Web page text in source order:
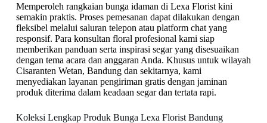
Memperoleh rangkaian bunga idaman di Lexa Florist kini
semakin praktis. Proses pemesanan dapat dilakukan dengan
fleksibel melalui saluran telepon atau platform chat yang
responsif. Para konsultan floral profesional kami siap
memberikan panduan serta inspirasi segar yang disesuaikan
dengan tema acara dan anggaran Anda. Khusus untuk wilayah
Cisaranten Wetan, Bandung dan sekitarnya, kami
menyediakan layanan pengiriman gratis dengan jaminan
produk diterima dalam keadaan segar dan tertata rapi.
Koleksi Lengkap Produk Bunga Lexa Florist Bandung